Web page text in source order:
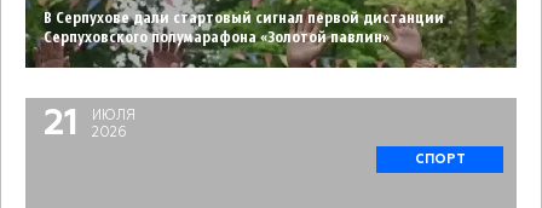
В Серпухове дали стартовый сигнал первой дистанции
Серпуховского полумарафона «Золотой павлин»
21
ИЮЛЯ
2026
СПОРТ